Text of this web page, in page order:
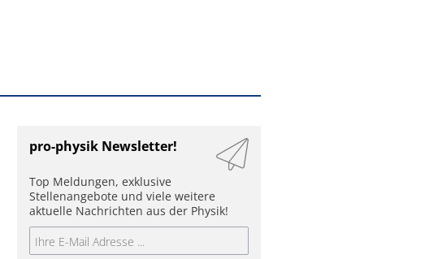
pro-physik Newsletter!
Top Meldungen, exklusive
Stellenangebote und viele weitere
aktuelle Nachrichten aus der Physik!